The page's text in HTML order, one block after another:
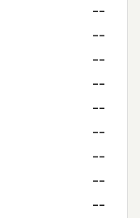
--
--
--
--
--
--
--
--
--